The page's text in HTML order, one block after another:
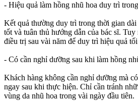
- Hiệu quả làm hồng nhũ hoa duy trì
Kết quả thường duy trì trong thời gian dài
tốt và tuân thủ hướng dẫn của bác sĩ.
điều trị sau vài năm để duy trì hiệu quả
- Có cần nghỉ dưỡng sau khi làm hồng
Khách hàng không cần nghỉ dưỡng mà
ngay sau khi thực hiện. Chỉ cần tránh
vùng da nhũ hoa trong vài ngày đầu tiên.